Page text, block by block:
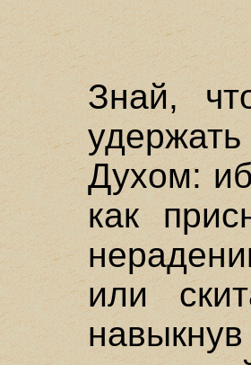
Знай,
Духом:
как
или